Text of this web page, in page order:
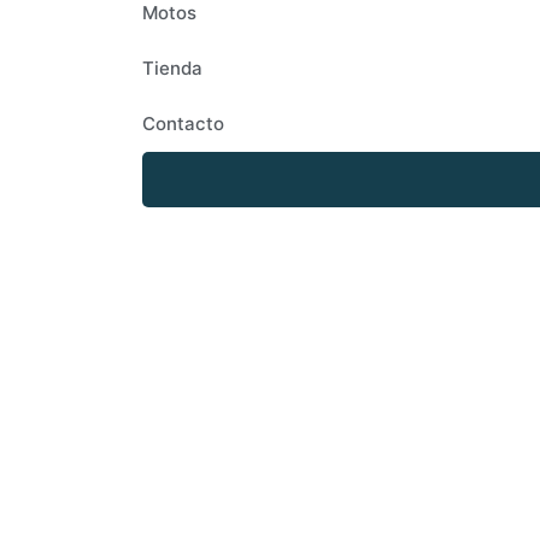
Motos
Tienda
Contacto